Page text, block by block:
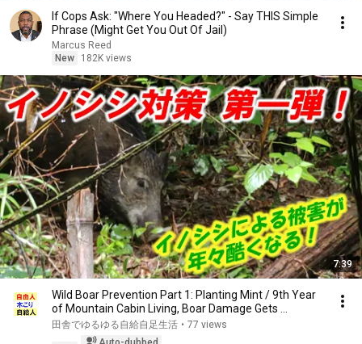
If Cops Ask: "Where You Headed?" - Say THIS Simple
Phrase (Might Get You Out Of Jail)
Marcus Reed
New
182K views
7:39
Wild Boar Prevention Part 1: Planting Mint / 9th Year
of Mountain Cabin Living, Boar Damage Gets ...
田舎でゆるゆる自給自足生活 • 77 views